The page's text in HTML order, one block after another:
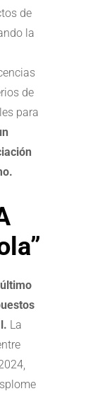
de
la
de
para
La